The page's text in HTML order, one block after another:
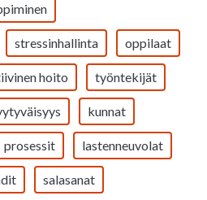
stressinhallinta oppilaat
hoito työntekijät
kunnat
prosessit lastenneuvolat
salasanat